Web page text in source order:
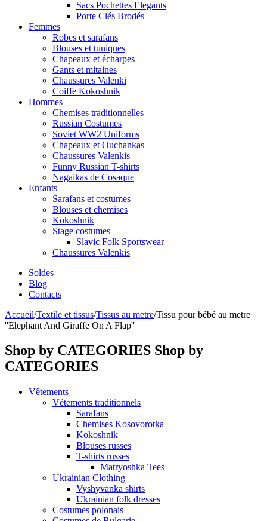
Sacs Pochettes Elegants
Porte Clés Brodés
Femmes
Robes et sarafans
Blouses et tuniques
Chapeaux et écharpes
Gants et mitaines
Chaussures Valenki
Coiffe Kokoshnik
Hommes
Chemises traditionnelles
Russian Costumes
Soviet WW2 Uniforms
Chapeaux et Ouchankas
Chaussures Valenkis
Funny Russian T-shirts
Nagaikas de Cosaque
Enfants
Sarafans et costumes
Blouses et chemises
Kokoshnik
Stage costumes
Slavic Folk Sportswear
Chaussures Valenkis
Soldes
Blog
Contacts
Accueil/Textile et tissus/Tissus au metre/Tissu pour bébé au metre
''Elephant And Giraffe On A Flap''
Shop by CATEGORIES Shop by
CATEGORIES
Vêtements
Vêtements traditionnels
Sarafans
Chemises Kosovorotka
Kokoshnik
Blouses russes
T-shirts russes
Matryoshka Tees
Ukrainian Clothing
Vyshyvanka shirts
Ukrainian folk dresses
Costumes polonais